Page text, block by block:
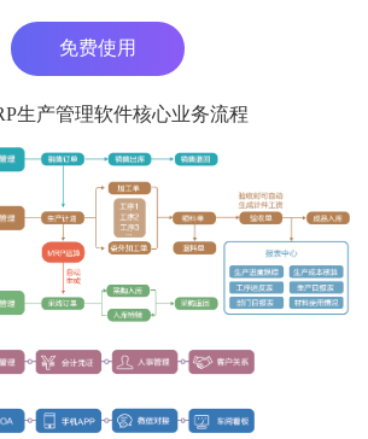
免费使用
生产管理软件核心业务流程